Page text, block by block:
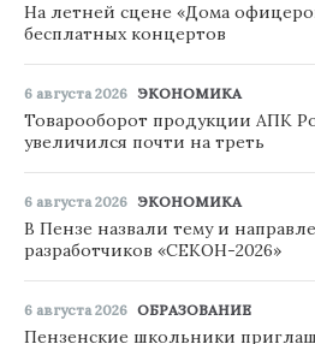
На летней сцене «Дома
бесплатных концертов
6 августа 2026 ЭКОНОМИКА
Товарооборот продукции АПК
увеличился почти на треть
6 августа 2026 ЭКОНОМИКА
В Пензе назвали тему и
разработчиков «СЕКОН-2026»
6 августа 2026 ОБРАЗОВАНИЕ
Пензенские школьники